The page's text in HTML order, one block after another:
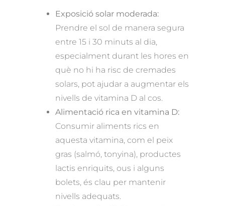
Exposició solar moderada:
Prendre el sol de manera segura
entre 15 i 30 minuts al dia,
especialment durant les hores en
què no hi ha risc de cremades
solars, pot ajudar a augmentar els
nivells de vitamina D al cos.
Alimentació rica en vitamina D:
Consumir aliments rics en
aquesta vitamina, com el peix
gras (salmó, tonyina), productes
lactis enriquits, ous i alguns
bolets, és clau per mantenir
nivells adequats.